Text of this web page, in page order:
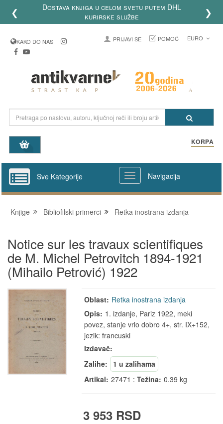
❮
Dostava knjiga u celom svetu putem DHL
kurirske službe
❯
KAKO DO NAS PRIJAVI SE POMOĆ EURO
KORPA
Sve Kategorije Navigacija
Knjige Bibliofilski primerci Retka inostrana izdanja
Notice sur les travaux scientifiques
de M. Michel Petrovitch 1894-1921
(Mihailo Petrović) 1922
Oblast: Retka inostrana izdanja
Opis: 1. izdanje, Pariz 1922, meki
povez, stanje vrlo dobro 4+, str. IX+152,
jezik: francuski
Izdavač:
Zalihe:
1 u zalihama
Artikal: 27471 :Težina: 0.39 kg
3 953 RSD